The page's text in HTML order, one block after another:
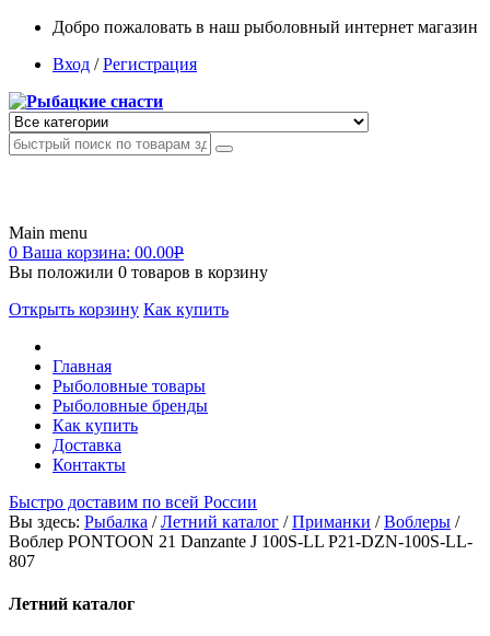
Добро пожаловать в наш рыболовный интернет магазин
Вход /Регистрация
Main menu
0 Ваша корзина: 00.00Р
Вы положили 0 товаров в корзину
Открыть корзину Как купить
Главная
Рыболовные товары
Рыболовные бренды
Как купить
Доставка
Контакты
Быстро доставим по всей России
Вы здесь: Рыбалка /Летний каталог /Приманки /Воблеры /
Воблер PONTOON 21 Danzante J 100S-LL P21-DZN-100S-LL-
807
Летний каталог